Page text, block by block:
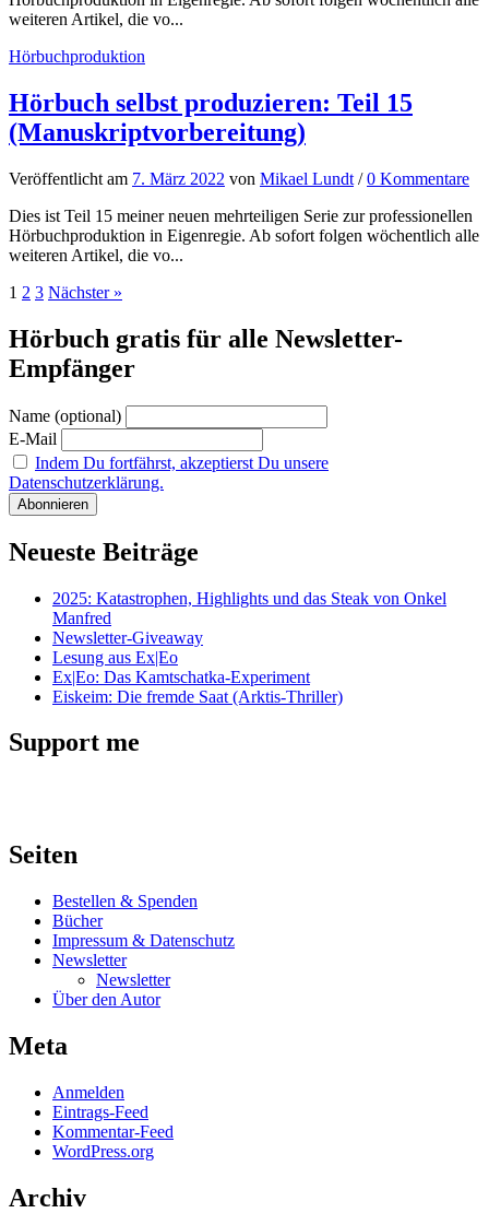
weiteren Artikel, die vo...
Hörbuchproduktion
Hörbuch selbst produzieren: Teil 15
(Manuskriptvorbereitung)
Veröffentlicht am 7. März 2022 von Mikael Lundt /0 Kommentare
Dies ist Teil 15 meiner neuen mehrteiligen Serie zur professionellen
Hörbuchproduktion in Eigenregie. Ab sofort folgen wöchentlich alle
weiteren Artikel, die vo...
Seitennummerierung
der
Beiträge
1 2 3 Nächster »
Hörbuch gratis für alle Newsletter-
Empfänger
Name (optional)
E-Mail
Indem Du fortfährst, akzeptierst Du unsere
Datenschutzerklärung.
Neueste Beiträge
2025: Katastrophen, Highlights und das Steak von Onkel
Manfred
Newsletter-Giveaway
Lesung aus Ex|Eo
Ex|Eo: Das Kamtschatka-Experiment
Eiskeim: Die fremde Saat (Arktis-Thriller)
Support me
Seiten
Bestellen & Spenden
Bücher
Impressum & Datenschutz
Newsletter
Newsletter
Über den Autor
Meta
Anmelden
Eintrags-Feed
Kommentar-Feed
WordPress.org
Archiv